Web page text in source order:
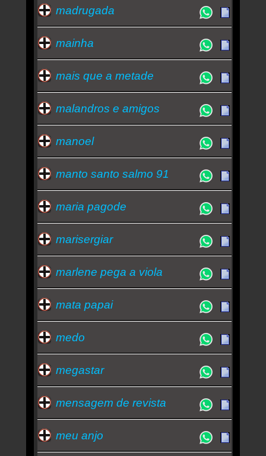
madrugada
mainha
mais que a metade
malandros e amigos
manoel
manto santo salmo 91
maria pagode
marisergiar
marlene pega a viola
mata papai
medo
megastar
mensagem de revista
meu anjo